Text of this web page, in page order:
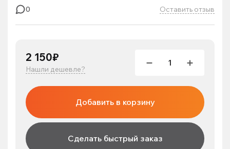
0 Оставить отзыв
2 150₽
Нашли дешевле?
Добавить в корзину
Сделать быстрый заказ